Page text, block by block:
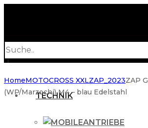
search
TECHNIK
ANTRIEBE
HomeMOTOCROSS XXLZAP_2023ZAP
(WP/Marzochi) M4 – blau Edelstahl